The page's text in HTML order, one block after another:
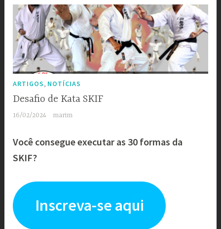
ARTIGOS NOTÍCIAS
Desafio de Kata SKIF
16/02/2024 marim
Você consegue executar as 30 formas da
SKIF?
Inscreva-se aqui